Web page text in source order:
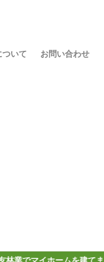
いて お問い合わせ
を建てました！